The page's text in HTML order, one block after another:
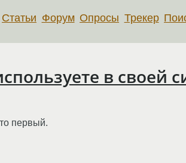
Статьи Форум Опросы Трекер
в своей
первый.